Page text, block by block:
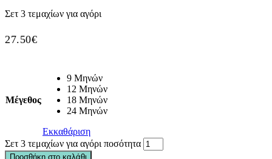
Σετ 3 τεμαχίων για αγόρι
27.50€
Μέγεθος
9 Μηνών
12 Μηνών
18 Μηνών
24 Μηνών
Εκκαθάριση
Σετ 3 τεμαχίων για αγόρι ποσότητα
Προσθήκη στο καλάθι